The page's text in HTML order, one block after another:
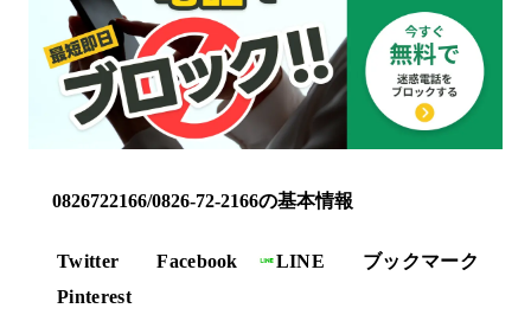
0826722166/0826-72-2166の基本情報
Twitter Facebook LINE
ブックマーク
Pinterest